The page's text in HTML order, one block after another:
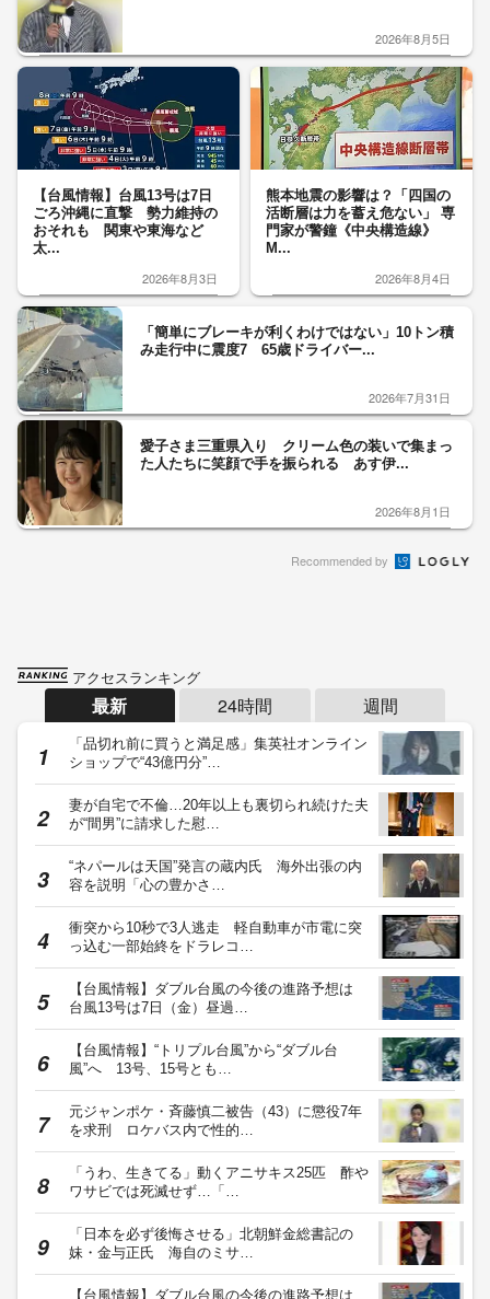
2026年8月5日
【台風情報】台風13号は7日
ごろ沖縄に直撃 勢力維持の
おそれも 関東や東海など
太...
2026年8月3日
熊本地震の影響は？「四国の
活断層は力を蓄え危ない」 専
門家が警鐘《中央構造線》
M...
2026年8月4日
「簡単にブレーキが利くわけではない」10トン積
み走行中に震度7 65歳ドライバー...
2026年7月31日
愛子さま三重県入り クリーム色の装いで集まっ
た人たちに笑顔で手を振られる あす伊...
2026年8月1日
Recommended by
アクセスランキング
最新 24時間 週間
「品切れ前に買うと満足感」集英社オンライン
ショップで“43億円分”…
妻が自宅で不倫…20年以上も裏切られ続けた夫
が“間男”に請求した慰…
“ネパールは天国”発言の蔵内氏 海外出張の内
容を説明「心の豊かさ…
衝突から10秒で3人逃走 軽自動車が市電に突
っ込む一部始終をドラレコ…
【台風情報】ダブル台風の今後の進路予想は
台風13号は7日（金）昼過…
【台風情報】“トリプル台風”から“ダブル台
風”へ 13号、15号とも…
元ジャンポケ・斉藤慎二被告（43）に懲役7年
を求刑 ロケバス内で性的…
「うわ、生きてる」動くアニサキス25匹 酢や
ワサビでは死滅せず…「…
「日本を必ず後悔させる」北朝鮮金総書記の
妹・金与正氏 海自のミサ…
【台風情報】ダブル台風の今後の進路予想は